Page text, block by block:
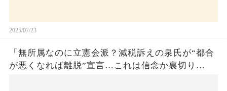
2025/07/23
「無所属なのに立憲会派？減税訴えの泉氏が“都合
が悪くなれば離脱”宣言…これは信念か裏切り